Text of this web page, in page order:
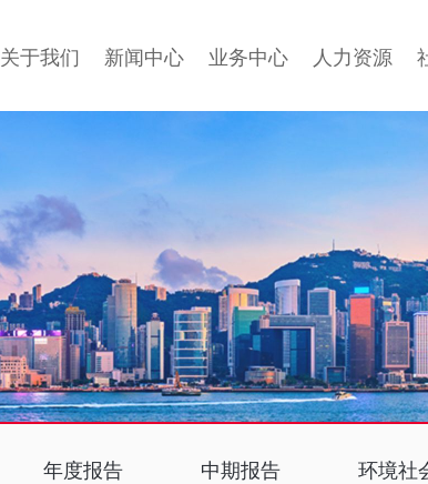
关于我们 新闻中心 业务中心 人力资源
年度报告 中期报告 环境社